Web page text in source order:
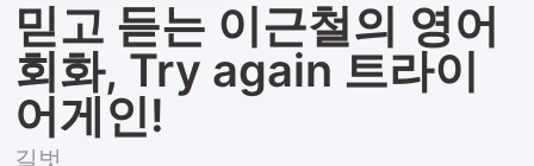
믿고 듣는 이근철의 영어
회화, Try again 트라이
어게인!
길벗